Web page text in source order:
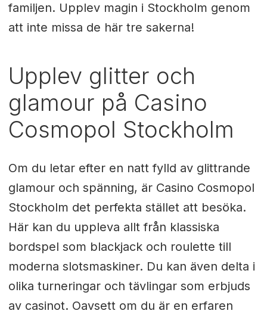
familjen. Upplev magin i Stockholm genom
att inte missa de här tre sakerna!
Upplev glitter och
glamour på Casino
Cosmopol Stockholm
Om du letar efter en natt fylld av glittrande
glamour och spänning, är Casino Cosmopol
Stockholm det perfekta stället att besöka.
Här kan du uppleva allt från klassiska
bordspel som blackjack och roulette till
moderna slotsmaskiner. Du kan även delta i
olika turneringar och tävlingar som erbjuds
av casinot. Oavsett om du är en erfaren